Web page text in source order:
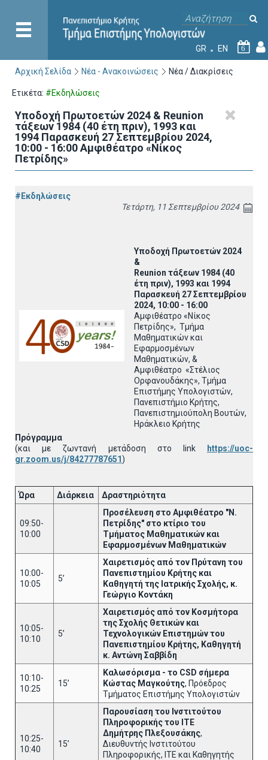
GR EN 6
Αρχική Σελίδα Νέα - Ανακοινώσεις Νέα / Διακρίσεις
Ετικέτα: #Εκδηλώσεις
Υποδοχή Πρωτοετών 2024 & Reunion
τάξεων 1984 (40 έτη πριν), 1993 και
1994 Παρασκευή 27 Σεπτεμβρίου 2024,
10:00 - 16:00 Αμφιθέατρο «Νίκος
Πετρίδης»
#Εκδηλώσεις
Τετάρτη, 11 Σεπτεμβρίου 2024
Υποδοχή Πρωτοετών 2024
&
Reunion τάξεων 1984 (40
έτη πριν), 1993 και 1994
Παρασκευή 27 Σεπτεμβρίου
2024, 10:00 - 16:00
Αμφιθέατρο «Νίκος
Πετρίδης», Τμήμα
Μαθηματικών και
Εφαρμοσμένων
Μαθηματικών, &
Αμφιθέατρο «Στέλιος
Ορφανουδάκης», Τμήμα
Επιστήμης Υπολογιστών,
Πανεπιστήμιο Κρήτης,
Πανεπιστημιούπολη Βουτών,
Ηράκλειο Κρήτης
Πρόγραμμα
(και με ζωντανή μετάδοση στο link
https://uoc-
gr.zoom.us/j/84277787651)
Ώρα Διάρκεια Δραστηριότητα
09:50-
10:00
Προσέλευση στο Αμφιθέατρο "Ν.
Πετρίδης" στο κτίριο του
Τμήματος Μαθηματικών και
Εφαρμοσμένων Μαθηματικών
10:00-
10:05
5’
Χαιρετισμός από τον Πρύτανη του
Πανεπιστημίου Κρήτης και
Καθηγητή της Ιατρικής Σχολής, κ.
Γεώργιο Κοντάκη
10:05-
10:10
5’
Χαιρετισμός από τον Κοσμήτορα
της Σχολής Θετικών και
Τεχνολογικών Επιστημών του
Πανεπιστημίου Κρήτης, Καθηγητή
κ. Αντώνη Σαββίδη
10:10-
10:25
15’
Καλωσόρισμα - το CSD σήμερα
Κώστας Μαγκούτης, Πρόεδρος
Τμήματος Επιστήμης Υπολογιστών
10:25-
10:40
15’
Παρουσίαση του Ινστιτούτου
Πληροφορικής του ΙΤΕ
Δημήτρης Πλεξουσάκης,
Διευθυντής Ινστιτούτου
Πληροφορικής, ΙΤΕ και Καθηγητής